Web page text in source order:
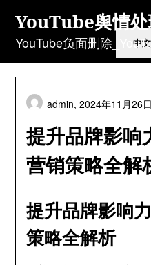
content
YouTube舆情
YouTube负面删除
提升品牌影
营销策略全解
admin,2024年11月26日
提升品牌影响
策略全解析